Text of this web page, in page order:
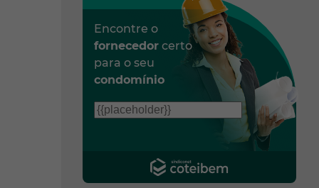
Encontre o
fornecedor certo
para o seu
condomínio